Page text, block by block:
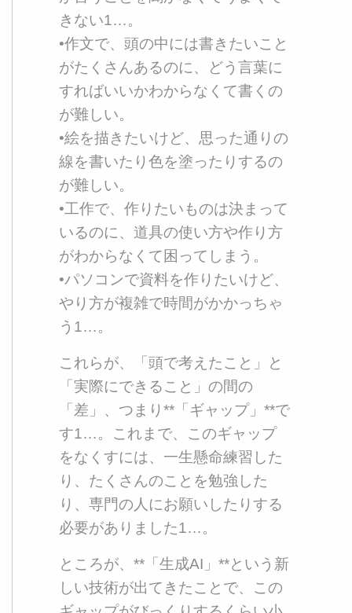
きない1…。
•作文で、頭の中には書きたいこと
がたくさんあるのに、どう言葉に
すればいいかわからなくて書くの
が難しい。
•絵を描きたいけど、思った通りの
線を書いたり色を塗ったりするの
が難しい。
•工作で、作りたいものは決まって
いるのに、道具の使い方や作り方
がわからなくて困ってしまう。
•パソコンで資料を作りたいけど、
やり方が複雑で時間がかかっちゃ
う1…。
これらが、「頭で考えたこと」と
「実際にできること」の間の
「差」、つまり**「ギャップ」**で
す1…。これまで、このギャップ
をなくすには、一生懸命練習した
り、たくさんのことを勉強した
り、専門の人にお願いしたりする
必要がありました1…。
ところが、**「生成AI」**という新
しい技術が出てきたことで、この